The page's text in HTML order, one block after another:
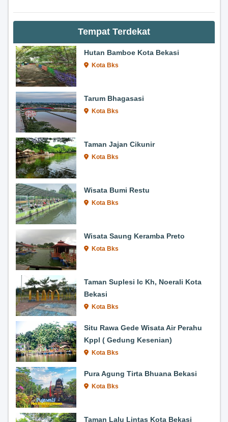
Tempat Terdekat
Hutan Bamboe Kota Bekasi
Kota Bks
Tarum Bhagasasi
Kota Bks
Taman Jajan Cikunir
Kota Bks
Wisata Bumi Restu
Kota Bks
Wisata Saung Keramba Preto
Kota Bks
Taman Suplesi Ic Kh, Noerali Kota
Bekasi
Kota Bks
Situ Rawa Gede Wisata Air Perahu
Kppl ( Gedung Kesenian)
Kota Bks
Pura Agung Tirta Bhuana Bekasi
Kota Bks
Taman Lalu Lintas Kota Bekasi